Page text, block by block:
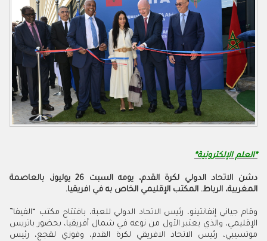
*العلم الإلكترونية*
​دشن الاتحاد الدولي لكرة القدم، يومه السبت 26 يوليوز، بالعاصمة
المغربية، الرباط. المكتب الإقليمي الخاص به في افريقيا.
وقام جياني إنفانتينو، رئيس الاتحاد الدولي للعبة، بافتتاح مكتب “الفيفا”
الإقليمي، والذي يعتبر الأول من نوعه في شمال أفريقيا، بحضور باتريس
موتسيبي، رئيس الاتحاد الافريقي لكرة القدم، وفوزي لقجع، رئيس